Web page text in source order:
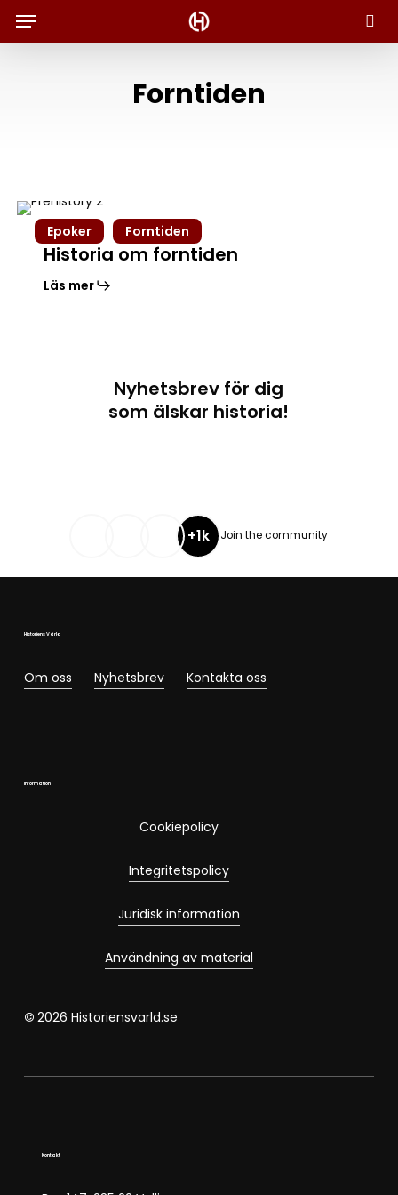
Sök
Menu
Forntiden
Historia
forntiden
Epoker Forntiden
Historia om forntiden
Läs mer
Nyhetsbrev för dig
som älskar historia!
+1k Join the community
Historiens Värld
Om oss Nyhetsbrev Kontakta oss
Information
Cookiepolicy
Integritetspolicy
Juridisk information
Användning av material
© 2026 Historiensvarld.se
Kontakt